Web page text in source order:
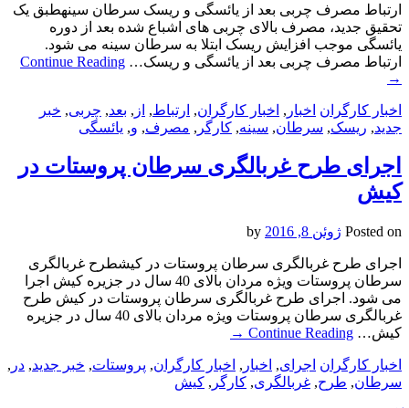
ارتباط مصرف چربی بعد از یائسگی و ریسک سرطان سینهطبق یک
تحقیق جدید، مصرف بالای چربی های اشباع شده بعد از دوره
یائسگی موجب افزایش ریسک ابتلا به سرطان سینه می شود.
ارتباط مصرف چربی بعد از یائسگی و ریسک… Continue Reading
→
اخبار کارگران اخبار , اخبار کارگران, ارتباط, از , بعد, چربی, خبر
جدید, ریسک, سرطان, سینه, کارگر , مصرف, و, یائسگی
اجرای طرح غربالگری سرطان پروستات در
کیش
Posted on ژوئن 8, 2016
اجرای طرح غربالگری سرطان پروستات در کیشطرح غربالگری
سرطان پروستات ویژه مردان بالای 40 سال در جزیره کیش اجرا
می شود. اجرای طرح غربالگری سرطان پروستات در کیش طرح
غربالگری سرطان پروستات ویژه مردان بالای 40 سال در جزیره
کیش… Continue Reading
→
اخبار کارگران اجرای, اخبار , اخبار کارگران, پروستات, خبر جدید, در ,
سرطان, طرح, غربالگری, کارگر , کیش